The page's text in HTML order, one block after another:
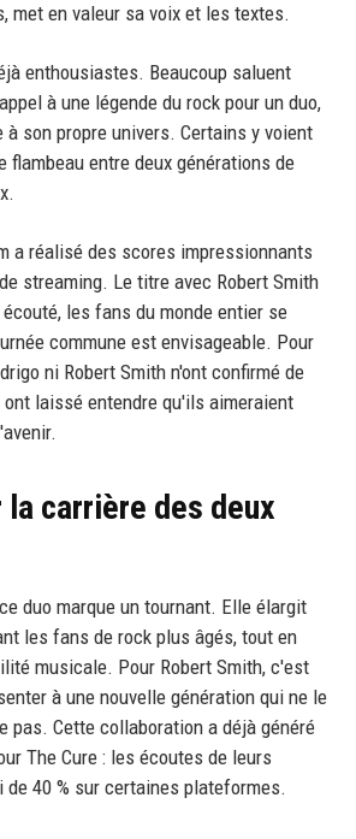
met en valeur sa voix et les textes.
enthousiastes. Beaucoup saluent
à une légende du rock pour un duo,
son propre univers. Certains y voient
flambeau entre deux générations de
a réalisé des scores impressionnants
streaming. Le titre avec Robert Smith
les fans du monde entier se
commune est envisageable. Pour
ni Robert Smith n'ont confirmé de
laissé entendre qu'ils aimeraient
carrière des deux
duo marque un tournant. Elle élargit
les fans de rock plus âgés, tout en
musicale. Pour Robert Smith, c'est
à une nouvelle génération qui ne le
pas. Cette collaboration a déjà généré
The Cure : les écoutes de leurs
40 % sur certaines plateformes.